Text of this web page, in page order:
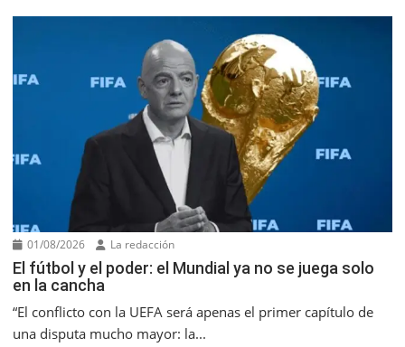
01/08/2026 La redacción
El fútbol y el poder: el Mundial ya no se juega solo
en la cancha
“El conflicto con la UEFA será apenas el primer capítulo de
una disputa mucho mayor: la...